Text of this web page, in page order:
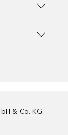
& Co. KG.